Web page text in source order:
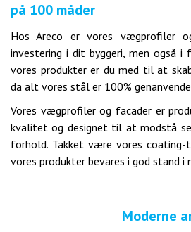
på 100 måder
Hos Areco er vores vægprofiler
investering i dit byggeri, men også
vores produkter er du med til at
da alt vores stål er 100%
Vores vægprofiler og facader er
kvalitet og designet til at modstå
forhold. Takket være vores coating-
vores produkter bevares i god stand i
Moderne